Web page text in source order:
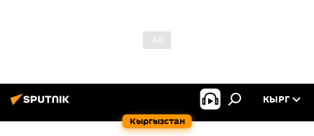
Кыргызстан
КЫРГ